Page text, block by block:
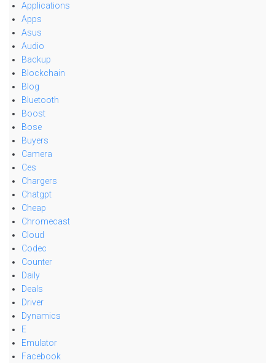
Applications
Apps
Asus
Audio
Backup
Blockchain
Blog
Bluetooth
Boost
Bose
Buyers
Camera
Ces
Chargers
Chatgpt
Cheap
Chromecast
Cloud
Codec
Counter
Daily
Deals
Driver
Dynamics
E
Emulator
Facebook